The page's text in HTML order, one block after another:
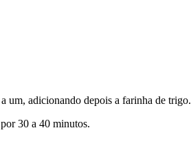
um, adicionando depois a farinha de trigo.
30 a 40 minutos.